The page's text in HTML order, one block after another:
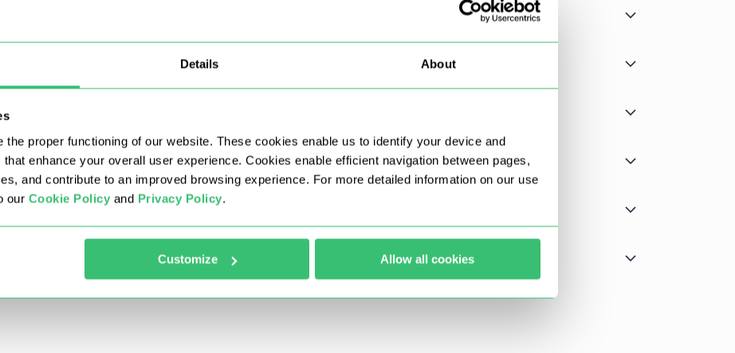
Details About
the proper functioning of our website. These cookies enable us to identify your device and
enhance your overall user experience. Cookies enable efficient navigation between pages,
and contribute to an improved browsing experience. For more detailed information on our use
our Cookie Policy and Privacy Policy.
Customize Allow all cookies
시를 선택할 수 있나요?
교체는 가능한가요?
혜택이 합산되나요?
요?
요?